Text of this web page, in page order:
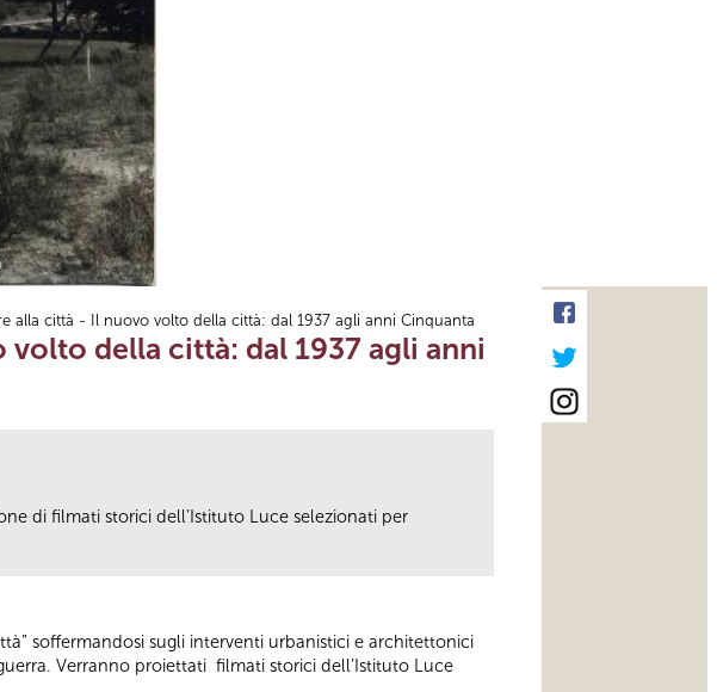
alla città - Il nuovo volto della città: dal 1937 agli anni Cinquanta
della città: dal 1937 agli anni
di filmati storici dell’Istituto Luce selezionati per
soffermandosi sugli interventi urbanistici e architettonici
Verranno proiettati filmati storici dell’Istituto Luce